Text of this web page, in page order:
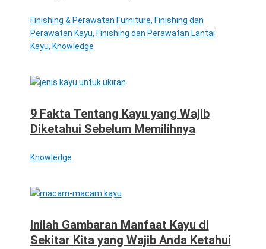
Finishing & Perawatan Furniture, Finishing dan
Perawatan Kayu, Finishing dan Perawatan Lantai
Kayu, Knowledge
9 Fakta Tentang Kayu yang Wajib
Diketahui Sebelum Memilihnya
Knowledge
Inilah Gambaran Manfaat Kayu di
Sekitar Kita yang Wajib Anda Ketahui